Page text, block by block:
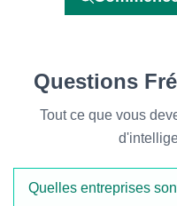
Questions
Tout ce que vous
Quelles entreprises